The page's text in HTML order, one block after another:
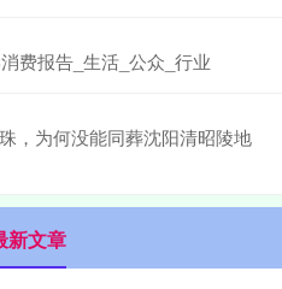
费报告_生活_公众_行业
，为何没能同葬沈阳清昭陵地
新文章